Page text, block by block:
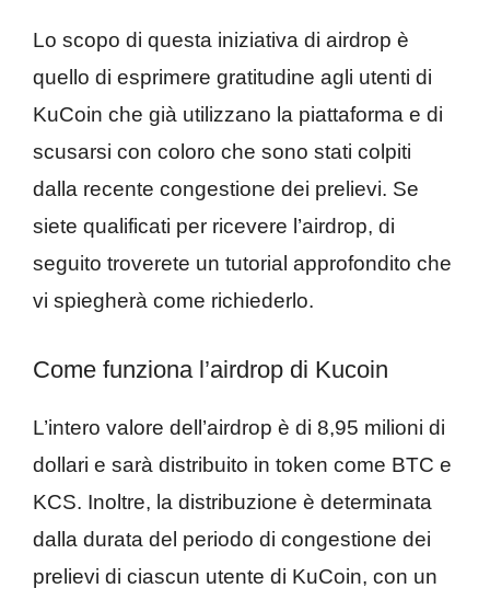
Lo scopo di questa iniziativa di airdrop è
quello di esprimere gratitudine agli utenti di
KuCoin che già utilizzano la piattaforma e di
scusarsi con coloro che sono stati colpiti
dalla recente congestione dei prelievi. Se
siete qualificati per ricevere l’airdrop, di
seguito troverete un tutorial approfondito che
vi spiegherà come richiederlo.
Come funziona l’airdrop di Kucoin
L’intero valore dell’airdrop è di 8,95 milioni di
dollari e sarà distribuito in token come BTC e
KCS. Inoltre, la distribuzione è determinata
dalla durata del periodo di congestione dei
prelievi di ciascun utente di KuCoin, con un